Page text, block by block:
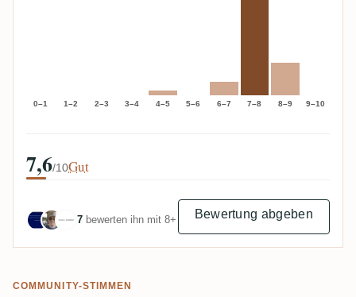
0–1 1–2 2–3 3–4 4–5 5–6 6–7 7–8 8–9 9–10
7,6/10Gut
7 bewerten ihn mit 8+ Bewertung abgeben
COMMUNITY-STIMMEN